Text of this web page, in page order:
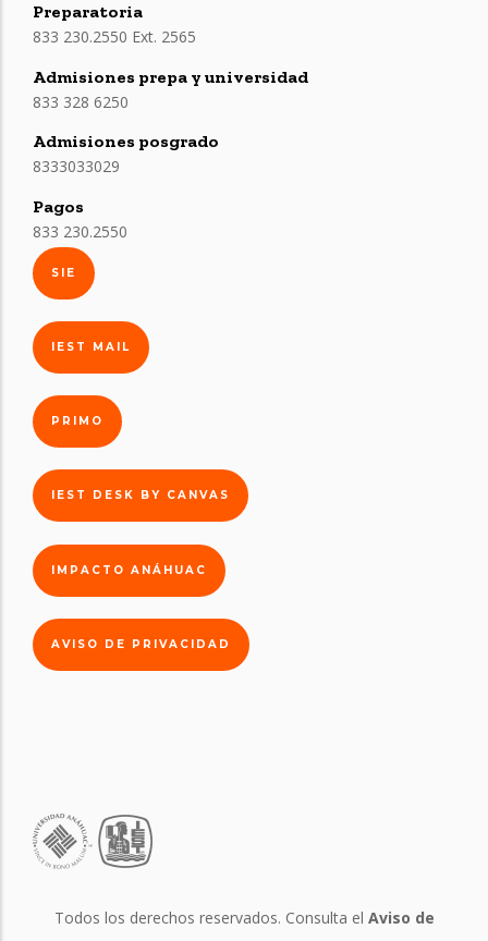
Preparatoria
833 230.2550 Ext. 2565
Admisiones prepa y universidad
833 328 6250
Admisiones posgrado
8333033029
Pagos
833 230.2550
SIE
IEST MAIL
PRIMO
IEST DESK BY CANVAS
IMPACTO ANÁHUAC
AVISO DE PRIVACIDAD
Todos los derechos reservados. Consulta el Aviso de